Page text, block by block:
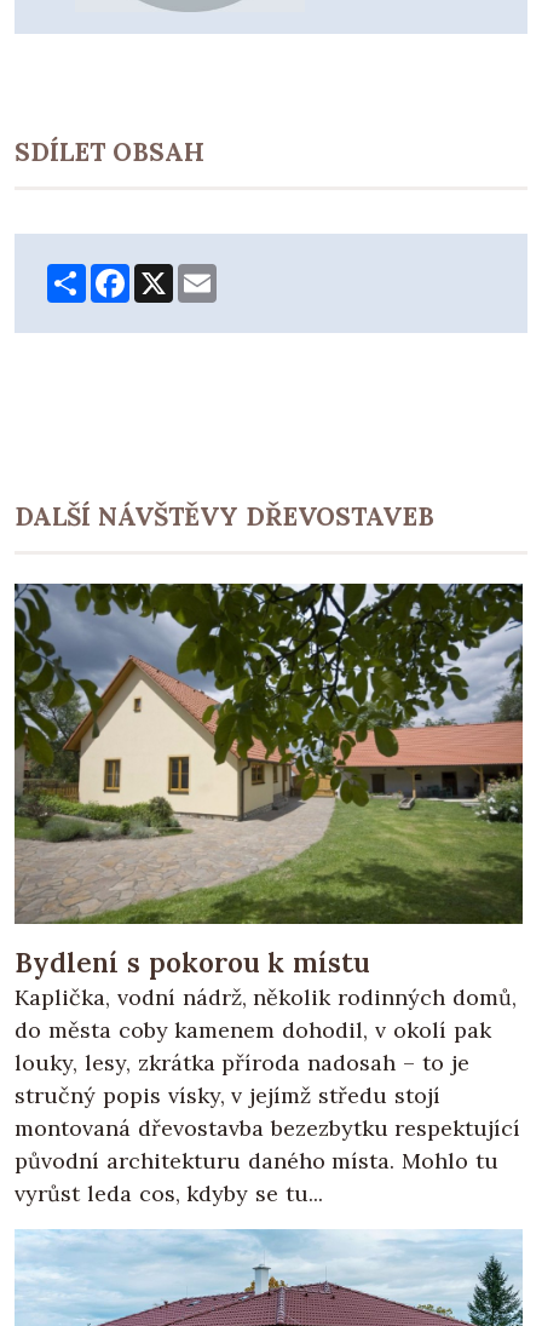
SDÍLET OBSAH
ShareFacebook
X
DALŠÍ NÁVŠTĚVY DŘEVOSTAVEB
Bydlení s pokorou k místu
Kaplička, vodní nádrž, několik rodinných domů,
do města coby kamenem dohodil, v okolí pak
louky, lesy, zkrátka příroda nadosah – to je
stručný popis vísky, v jejímž středu stojí
montovaná dřevostavba bezezbytku respektující
původní architekturu daného místa. Mohlo tu
vyrůst leda cos, kdyby se tu...